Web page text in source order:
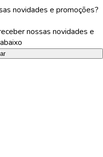
novidades e promoções?
nossas novidades e